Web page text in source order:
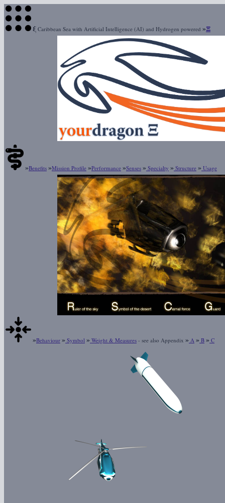
ξ Caribbean Sea with Artificial Intelligence (AI) and Hydrogen powered »Ξ
»Benefits »Mission Profile »Performance »Senses » Specialty » Structure » Usage
»Behaviour » Symbol » Weight & Measures - see also Appendix » A » B » C